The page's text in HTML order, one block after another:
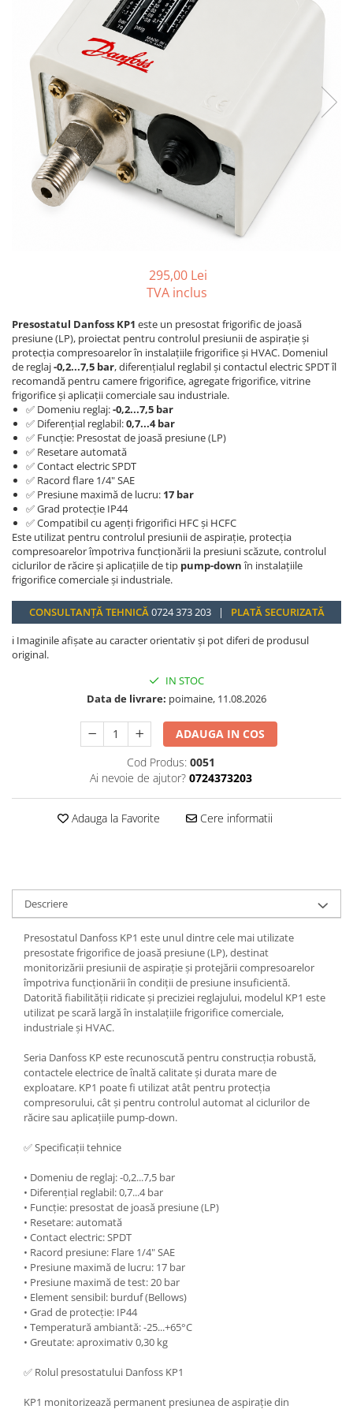
REZISTENTE DIGIVRARE
REZISTENTE SILICONICE
Uleiuri
Ventilatoare
Ventilatoare EbmPapst
Ventilatoare WEIGUANG
Ventilatoare turbina
VENTILATOARE AXIALE
Compresoare Cubigel R134a
Compresoare Cubigel R404a
Compresoare Jiaxipera
VAPORIZATOARE LU-VE
295,00 Lei
TVA inclus
Presostatul Danfoss KP1 este un presostat frigorific de joasă
presiune (LP), proiectat pentru controlul presiunii de aspirație și
protecția compresoarelor în instalațiile frigorifice și HVAC. Domeniul
de reglaj-0,2...7,5 bar, diferențialul reglabil și contactul electric SPDT îl
recomandă pentru camere frigorifice, agregate frigorifice, vitrine
frigorifice și aplicații comerciale sau industriale.
✅ Domeniu reglaj:-0,2...7,5 bar
✅ Diferențial reglabil:0,7...4 bar
✅ Funcție: Presostat de joasă presiune (LP)
✅ Resetare automată
✅ Contact electric SPDT
✅ Racord flare 1/4" SAE
✅ Presiune maximă de lucru: 17 bar
✅ Grad protecție IP44
✅ Compatibil cu agenți frigorifici HFC și HCFC
Este utilizat pentru controlul presiunii de aspirație, protecția
compresoarelor împotriva funcționării la presiuni scăzute, controlul
ciclurilor de răcire și aplicațiile de tip pump-downîn instalațiile
frigorifice comerciale și industriale.
CONSULTANȚĂ TEHNICĂ0724 373 203 | PLATĂ SECURIZATĂ
ℹ️ Imaginile afișate au caracter orientativ și pot diferi de produsul
original.
IN STOC
Data de livrare: poimaine, 11.08.2026
ADAUGA IN COS
Cod Produs: 0051
Ai nevoie de ajutor? 0724373203
Adauga la Favorite Cere informatii
Descriere
Presostatul Danfoss KP1 este unul dintre cele mai utilizate
presostate frigorifice de joasă presiune (LP), destinat
monitorizării presiunii de aspirație și protejării compresoarelor
împotriva funcționării în condiții de presiune insuficientă.
Datorită fiabilității ridicate și preciziei reglajului, modelul KP1 este
utilizat pe scară largă în instalațiile frigorifice comerciale,
industriale și HVAC.
Seria Danfoss KP este recunoscută pentru construcția robustă,
contactele electrice de înaltă calitate și durata mare de
exploatare. KP1 poate fi utilizat atât pentru protecția
compresorului, cât și pentru controlul automat al ciclurilor de
răcire sau aplicațiile pump-down.
✅ Specificații tehnice
• Domeniu de reglaj: -0,2...7,5 bar
• Diferențial reglabil: 0,7...4 bar
• Funcție: presostat de joasă presiune (LP)
• Resetare: automată
• Contact electric: SPDT
• Racord presiune: Flare 1/4" SAE
• Presiune maximă de lucru: 17 bar
• Presiune maximă de test: 20 bar
• Element sensibil: burduf (Bellows)
• Grad de protecție: IP44
• Temperatură ambiantă: -25...+65°C
• Greutate: aproximativ 0,30 kg
✅ Rolul presostatului Danfoss KP1
KP1 monitorizează permanent presiunea de aspirație din